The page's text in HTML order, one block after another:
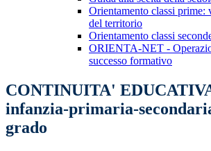
Orientamento classi prime:
del territorio
Orientamento classi
ORIENTA-NET -
successo formativo
CONTINUITA'
infanzia-primaria-
grado